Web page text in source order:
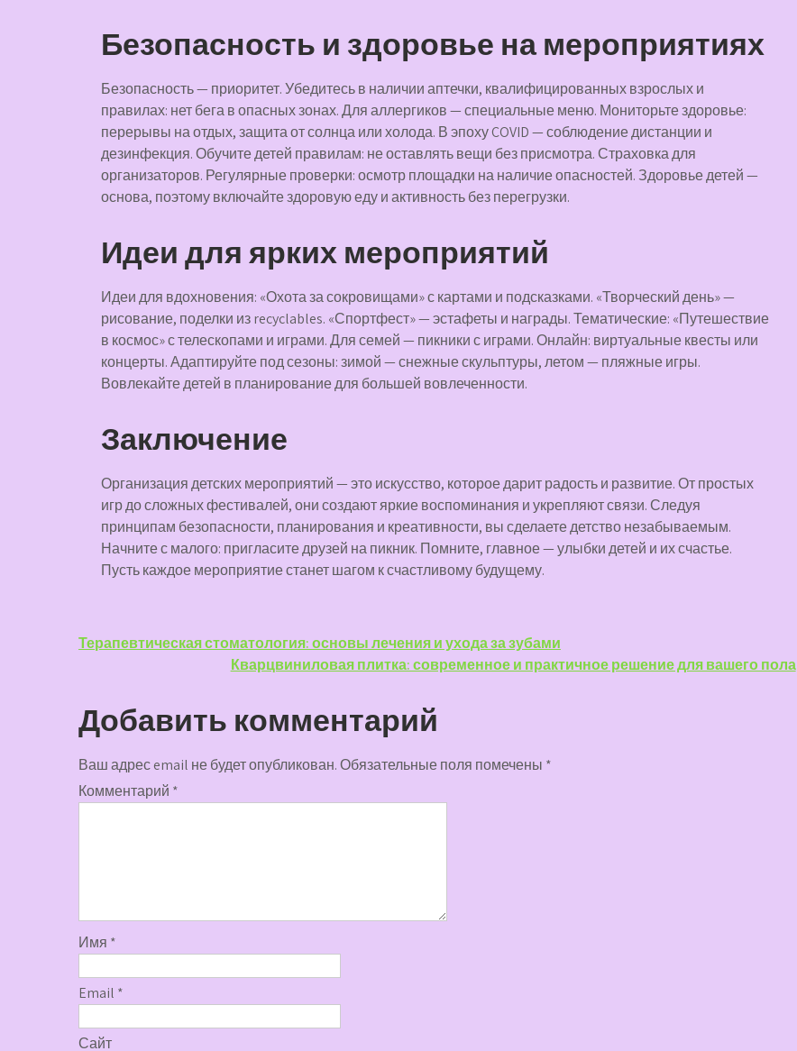
Безопасность и здоровье на мероприятиях
Безопасность — приоритет. Убедитесь в наличии аптечки, квалифицированных взрослых и
правилах: нет бега в опасных зонах. Для аллергиков — специальные меню. Мониторьте здоровье:
перерывы на отдых, защита от солнца или холода. В эпоху COVID — соблюдение дистанции и
дезинфекция. Обучите детей правилам: не оставлять вещи без присмотра. Страховка для
организаторов. Регулярные проверки: осмотр площадки на наличие опасностей. Здоровье детей —
основа, поэтому включайте здоровую еду и активность без перегрузки.
Идеи для ярких мероприятий
Идеи для вдохновения: «Охота за сокровищами» с картами и подсказками. «Творческий день» —
рисование, поделки из recyclables. «Спортфест» — эстафеты и награды. Тематические: «Путешествие
в космос» с телескопами и играми. Для семей — пикники с играми. Онлайн: виртуальные квесты или
концерты. Адаптируйте под сезоны: зимой — снежные скульптуры, летом — пляжные игры.
Вовлекайте детей в планирование для большей вовлеченности.
Заключение
Организация детских мероприятий — это искусство, которое дарит радость и развитие. От простых
игр до сложных фестивалей, они создают яркие воспоминания и укрепляют связи. Следуя
принципам безопасности, планирования и креативности, вы сделаете детство незабываемым.
Начните с малого: пригласите друзей на пикник. Помните, главное — улыбки детей и их счастье.
Пусть каждое мероприятие станет шагом к счастливому будущему.
Навигация
записям
Терапевтическая стоматология: основы лечения и ухода за зубами
Кварцвиниловая плитка: современное и практичное решение для вашего пола
Добавить комментарий
Ваш адрес email не будет опубликован.Обязательные поля помечены *
Комментарий *
Имя *
Email *
Сайт